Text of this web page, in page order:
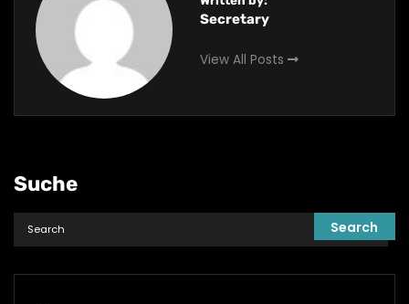
Secretary
View All Posts
Suche